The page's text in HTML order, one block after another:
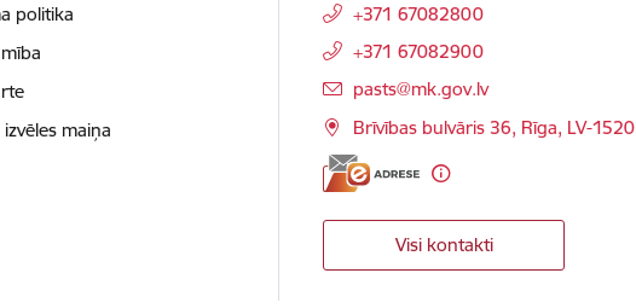
politika
maiņa
+371 67082800
+371 67082900
E-pasts:
pasts@mk.gov.lv
Brīvības bulvāris 36, Rīga, LV-1520
Visi kontakti